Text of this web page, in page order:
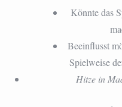
Könnte das
Beeinflusst
Spielweise
Hitze in